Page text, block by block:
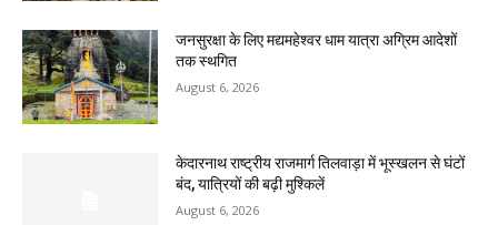
जनसुरक्षा के लिए मद्यमहेश्वर धाम यात्रा अग्रिम आदेशों
तक स्थगित
August 6, 2026
केदारनाथ राष्ट्रीय राजमार्ग तिलवाड़ा में भूस्खलन से घंटों
बंद, यात्रियों की बढ़ी मुश्किलें
August 6, 2026